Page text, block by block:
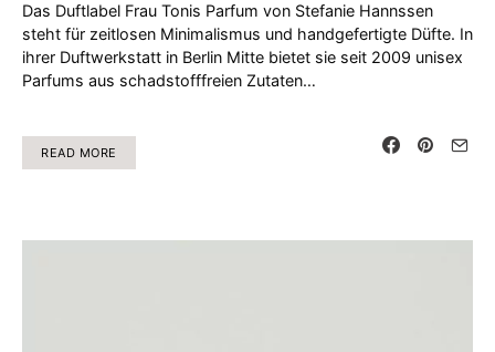
Das Duftlabel Frau Tonis Parfum von Stefanie Hannssen
steht für zeitlosen Minimalismus und handgefertigte Düfte. In
ihrer Duftwerkstatt in Berlin Mitte bietet sie seit 2009 unisex
Parfums aus schadstofffreien Zutaten…
READ MORE